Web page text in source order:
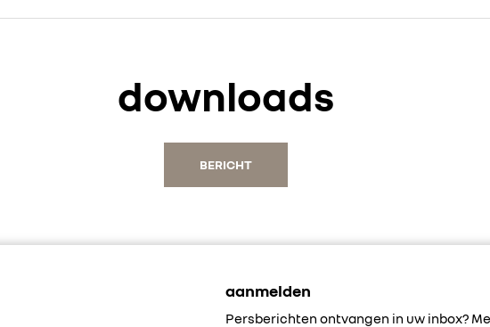
downloads
BERICHT
aanmelden
Persberichten ontvangen in uw inbox?